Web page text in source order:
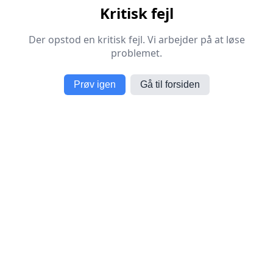
Kritisk fejl
Der opstod en kritisk fejl. Vi arbejder på at løse
problemet.
Prøv igen Gå til forsiden